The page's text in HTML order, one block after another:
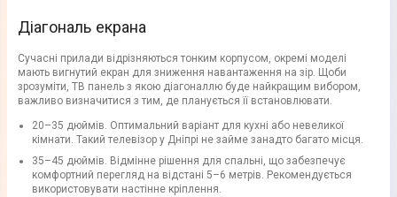
Діагональ екрана
Сучасні прилади відрізняються тонким корпусом, окремі моделі
мають вигнутий екран для зниження навантаження на зір. Щоби
зрозуміти, ТВ панель з якою діагоналлю буде найкращим вибором,
важливо визначитися з тим, де планується її встановлювати.
20–35 дюймів. Оптимальний варіант для кухні або невеликої
кімнати. Такий телевізор у Дніпрі не займе занадто багато місця.
35–45 дюймів. Відмінне рішення для спальні, що забезпечує
комфортний перегляд на відстані 5–6 метрів. Рекомендується
використовувати настінне кріплення.